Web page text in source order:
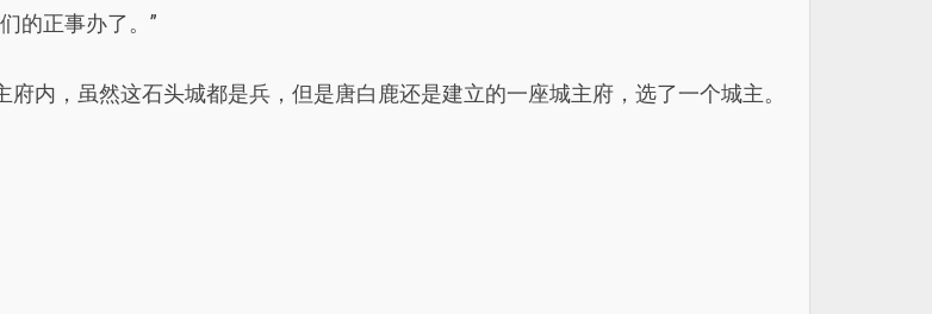
的正事办了。”
内，虽然这石头城都是兵，但是唐白鹿还是建立的一座城主府，选了一个城主。